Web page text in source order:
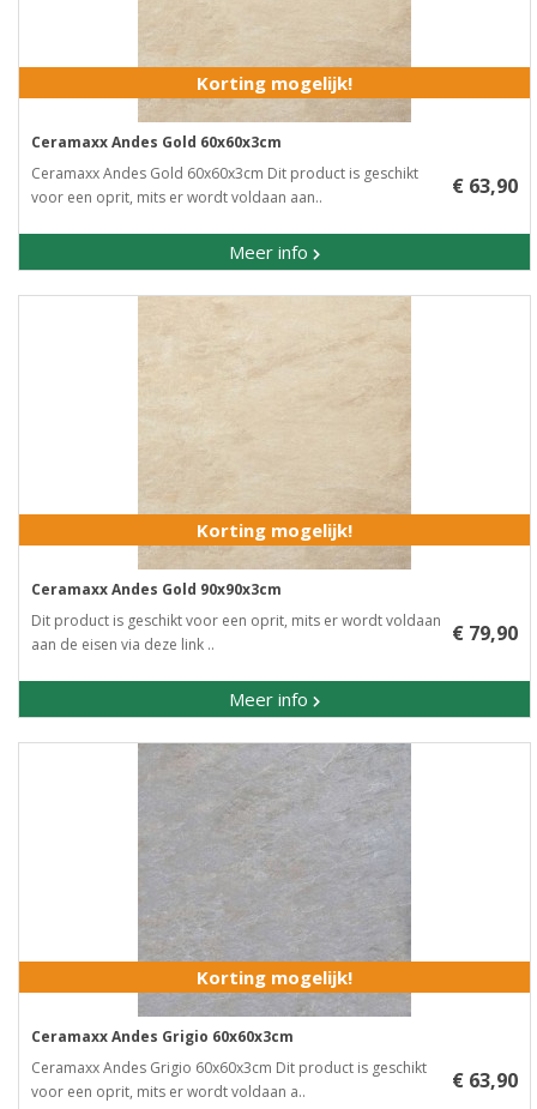
Korting mogelijk!
Ceramaxx Andes Gold 60x60x3cm
Ceramaxx Andes Gold 60x60x3cm Dit product is geschikt
voor een oprit, mits er wordt voldaan aan..
Meer info
€ 63,90
Korting mogelijk!
Ceramaxx Andes Gold 90x90x3cm
Dit product is geschikt voor een oprit, mits er wordt voldaan
aan de eisen via deze link ..
Meer info
€ 79,90
Korting mogelijk!
Ceramaxx Andes Grigio 60x60x3cm
Ceramaxx Andes Grigio 60x60x3cm Dit product is geschikt
voor een oprit, mits er wordt voldaan a..
€ 63,90